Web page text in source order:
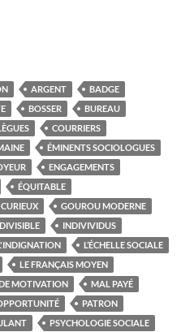
ARGENT
BADGE
BOSSER
BUREAU
COURRIERS
ÉMINENTS SOCIOLOGUES
ENGAGEMENTS
ÉQUITABLE
GOUROU MODERNE
INDIVIVIDUS
L’ÉCHELLE SOCIALE
LE FRANÇAIS MOYEN
MOTIVATION
MAL PAYÉ
PATRON
PSYCHOLOGIE SOCIALE